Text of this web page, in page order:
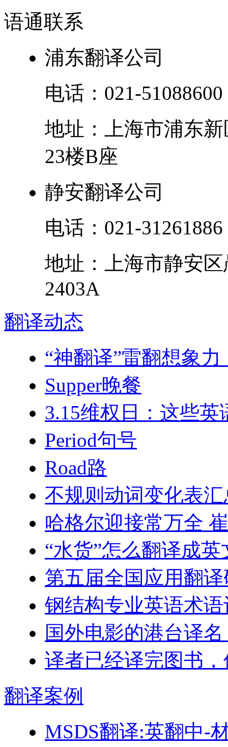
语通联系
浦东翻译公司
电话： 021-51088600
地址：
上海市浦东新
23楼B座
静安翻译公司
电话： 021-31261886
地址：
上海市静安区
2403A
翻译动态
“神翻译”雷翻想象
Supper晚餐
3.15维权日：这些
Period句号
Road路
不规则动词变化表汇
哈格尔迎接常万全
“水货”怎么翻译成英
第五届全国应用翻
钢结构专业英语术
国外电影的港台译
译者已经译完图书
翻译案例
MSDS翻译:英翻中-